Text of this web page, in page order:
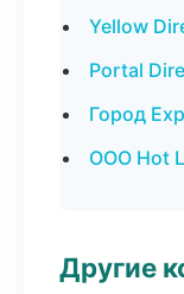
Yellow
Portal
Город
ООО Hot
Другие